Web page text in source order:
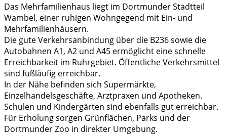
Das Mehrfamilienhaus liegt im Dortmunder Stadtteil
Wambel, einer ruhigen Wohngegend mit Ein- und
Mehrfamilienhäusern.
Die gute Verkehrsanbindung über die B236 sowie die
Autobahnen A1, A2 und A45 ermöglicht eine schnelle
Erreichbarkeit im Ruhrgebiet. Öffentliche Verkehrsmittel
sind fußläufig erreichbar.
In der Nähe befinden sich Supermärkte,
Einzelhandelsgeschäfte, Arztpraxen und Apotheken.
Schulen und Kindergärten sind ebenfalls gut erreichbar.
Für Erholung sorgen Grünflächen, Parks und der
Dortmunder Zoo in direkter Umgebung.